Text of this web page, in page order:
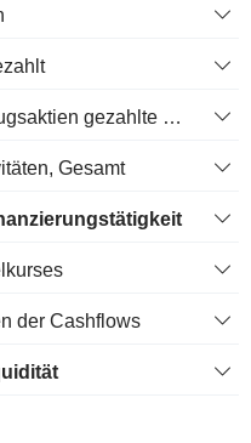
Auf gewöhnliche und Vorzugsaktien gezahlte Dividenden
Gesamt
der Cashflows